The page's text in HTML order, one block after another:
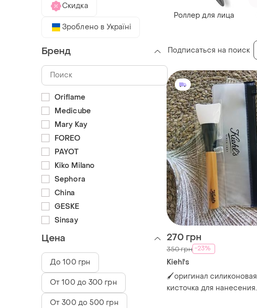
270 грн
350 грн -23%
Kiehl's
🖌️оригинал силиконовая
кисточка для нанесения
Роллер для лица
Подписаться на поиск
Скидка
Зроблено в Україні
Бренд
Oriflame
Medicube
Mary Kay
FOREO
PAYOT
Kiko Milano
Sephora
China
GESKE
Sinsay
Цена
До 100 грн
От 100 до 300 грн
От 300 до 500 грн